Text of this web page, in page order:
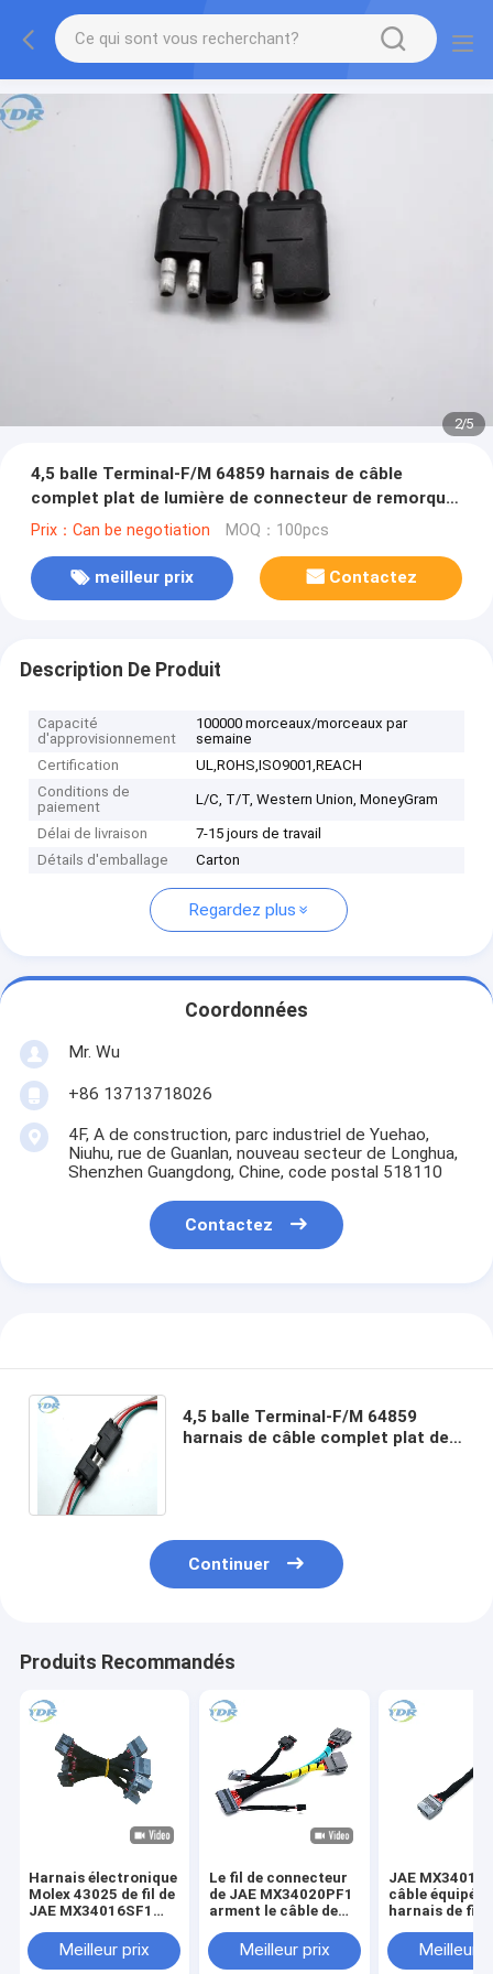
2/5
4,5 balle Terminal-F/M 64859 harnais de câble
complet plat de lumière de connecteur de remorque
de 3 manières
Prix：Can be negotiation MOQ：100pcs
meilleur prix Contactez
Description De Produit
Capacité
d'approvisionnement
100000 morceaux/morceaux par
semaine
Certification
UL,ROHS,ISO9001,REACH
Conditions de
paiement
L/C, T/T, Western Union, MoneyGram
Délai de livraison
7-15 jours de travail
Détails d'emballage
Carton
Regardez plus
Coordonnées
Mr. Wu
+86 13713718026
4F, A de construction, parc industriel de Yuehao,
Niuhu, rue de Guanlan, nouveau secteur de Longhua,
Shenzhen Guangdong, Chine, code postal 518110
Contactez
4,5 balle Terminal-F/M 64859
harnais de câble complet plat de
Continuer
Produits Recommandés
Harnais électronique
Molex 43025 de fil de
JAE MX34016SF1
Meilleur prix
Le fil de connecteur
de JAE MX34020PF1
arment le câble de
TE 1-1456426-5
Meilleur prix
JAE
câble équipé
harnais de fil
Meilleur